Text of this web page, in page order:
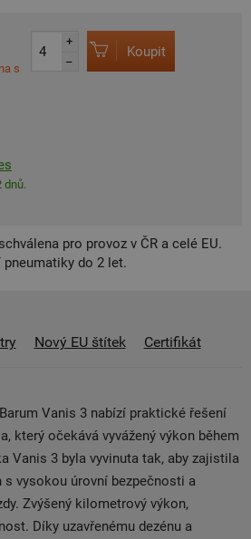
s
dnů.
+
–
Koupit
pro provoz v ČR a celé EU.
pneumatiky do 2 let.
Nový EU štítek Certifikát
Vanis 3 nabízí praktické řešení
který očekává vyvážený výkon během
Vanis 3 byla vyvinuta tak, aby zajistila
vysokou úrovní bezpečnosti a
Zvýšený kilometrový výkon,
Díky uzavřenému dezénu a